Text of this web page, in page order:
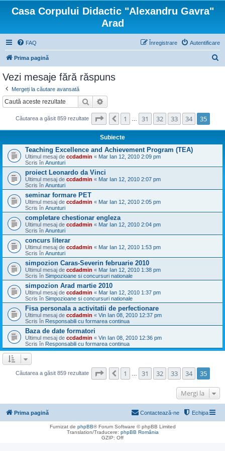
Casa Corpului Didactic "Alexandru Gavra"
Arad
FAQ Autentificare
Înregistrare
Prima pagină
e
Vezi mesaje fără răspuns
Mergeți la căutare avansată
Căutare
Căutarea a găsit 859 rezultate Pagina35 din35
Anterior
1 31 32 33 34 35
Subiecte
Teaching Excellence and Achievement Program (TEA)
Ultimul mesaj de ccdadmin « Mar Ian 12, 2010 2:09 pm
Scris în Anunturi
proiect Leonardo da Vinci
Ultimul mesaj de ccdadmin « Mar Ian 12, 2010 2:07 pm
Scris în Anunturi
seminar formare PET
Ultimul mesaj de ccdadmin « Mar Ian 12, 2010 2:05 pm
Scris în Anunturi
completare chestionar engleza
Ultimul mesaj de ccdadmin « Mar Ian 12, 2010 2:04 pm
Scris în Anunturi
concurs literar
Ultimul mesaj de ccdadmin « Mar Ian 12, 2010 1:53 pm
Scris în Anunturi
simpozion Caras-Severin februarie 2010
Ultimul mesaj de ccdadmin « Mar Ian 12, 2010 1:38 pm
Scris în Simpozioane si concursuri nationale
simpozion Arad martie 2010
Ultimul mesaj de ccdadmin « Mar Ian 12, 2010 1:37 pm
Scris în Simpozioane si concursuri nationale
Fisa personala a activitatii de perfectionare
Ultimul mesaj de ccdadmin « Vin Ian 08, 2010 12:37 pm
Scris în Responsabili cu formarea continua
Baza de date formatori
Ultimul mesaj de ccdadmin « Vin Ian 08, 2010 12:36 pm
Scris în Responsabili cu formarea continua
Căutarea a găsit 859 rezultate Pagina35 din35
Anterior
1 31 32 33 34 35
Mergi la
Prima pagină Echipa
Contactează-ne
Furnizat de phpBB® Forum Software © phpBB Limited
Translation/Traducere: phpBB România
GZIP: Off